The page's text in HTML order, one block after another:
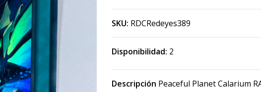
SKU: RDCRedeyes389
Disponibilidad: 2
Descripción Peaceful Planet Calarium